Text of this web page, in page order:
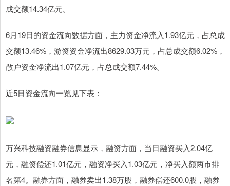
成交额14.34亿元。
6月19日的资金流向数据方面，主力资金净流入1.93亿元，占总成
交额13.46%，游资资金净流出8629.03万元，占总成交额6.02%，
散户资金净流出1.07亿元，占总成交额7.44%。
近5日资金流向一览见下表：
万兴科技融资融券信息显示，融资方面，当日融资买入2.04亿
元，融资偿还1.01亿元，融资净买入1.03亿元，净买入额两市排
名第4。融券方面，融券卖出1.38万股，融券偿还600.0股，融券